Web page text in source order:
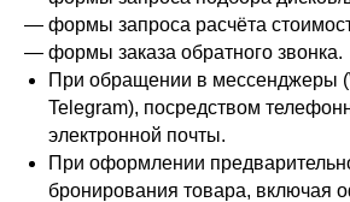
— формы запроса расчёта
— формы заказа обратного звонка.
При обращении в мессенджеры
Telegram), посредством
электронной почты.
При оформлении
бронирования товара, включая